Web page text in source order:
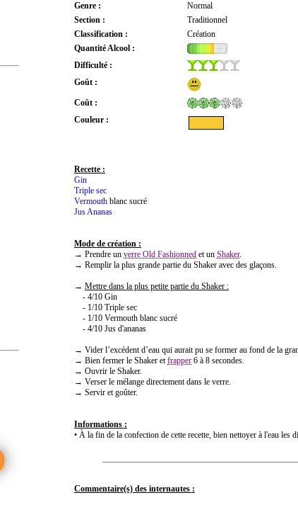
Genre :
Normal
Section :
Traditionnel
Classification :
Création
Quantité Alcool :
Difficulté :
Goût :
Coût :
Couleur :
Recette :
Gin
Triple sec
Vermouth blanc sucré
Jus Ananas
Mode de création :
→ Prendre un verre Old Fashionned et un Shaker.
→ Remplir la plus grande partie du Shaker avec des glaçons.
→ Mettre dans la plus petite partie du Shaker :
- 4/10 Gin
- 1/10 Triple sec
- 1/10 Vermouth blanc sucré
- 4/10 Jus d'ananas
→ Vider l’excédent d’eau qui aurait pu se former au fond de la
→ Bien fermer le Shaker etfrapper 6 à 8 secondes.
→ Ouvrir le Shaker.
→ Verser le mélange directement dans le verre.
→ Servir et goûter.
Informations :
• À la fin de la confection de cette recette, bien nettoyer à l'eau les
Commentaire(s) des internautes :